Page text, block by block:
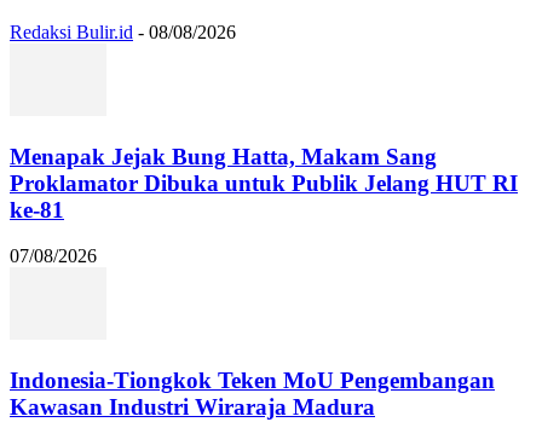
Redaksi Bulir.id - 08/08/2026
Menapak Jejak Bung Hatta, Makam Sang
Proklamator Dibuka untuk Publik Jelang HUT RI
ke-81
07/08/2026
Indonesia-Tiongkok Teken MoU Pengembangan
Kawasan Industri Wiraraja Madura